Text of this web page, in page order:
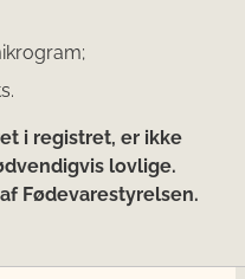
i registret, er ikke
lovlige.
Fødevarestyrelsen.